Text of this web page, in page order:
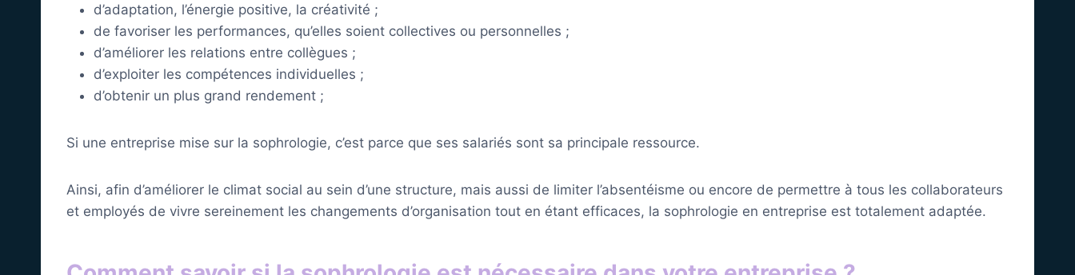
d’adaptation, l’énergie positive, la créativité ;
de favoriser les performances, qu’elles soient collectives ou personnelles ;
d’améliorer les relations entre collègues ;
d’exploiter les compétences individuelles ;
d’obtenir un plus grand rendement ;
Si une entreprise mise sur la sophrologie, c’est parce que ses salariés sont sa principale ressource.
Ainsi, afin d’améliorer le climat social au sein d’une structure, mais aussi de limiter l’absentéisme ou encore de permettre à tous les collaborateurs
et employés de vivre sereinement les changements d’organisation tout en étant efficaces, la sophrologie en entreprise est totalement adaptée.